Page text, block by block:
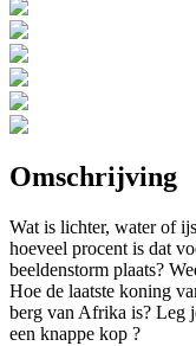
Omschrijving
Wat is lichter, water of
hoeveel procent is dat
beeldenstorm plaats?
Hoe de laatste koning
berg van Afrika is? Leg
een knappe kop ?